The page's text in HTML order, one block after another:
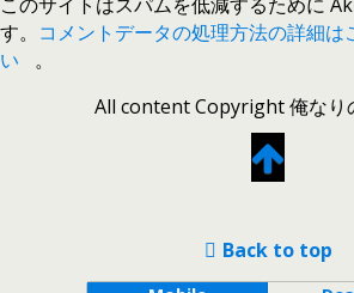
す。 コメントデータの処理方法の詳細は
い
。
All content Copyright 俺なり
Back to top